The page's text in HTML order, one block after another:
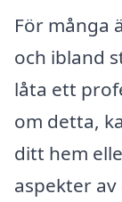
För många
och ibland
låta ett
om detta,
ditt hem
aspekter